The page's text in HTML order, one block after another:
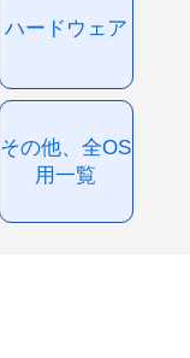
ハードウェア
その他、全OS
用一覧